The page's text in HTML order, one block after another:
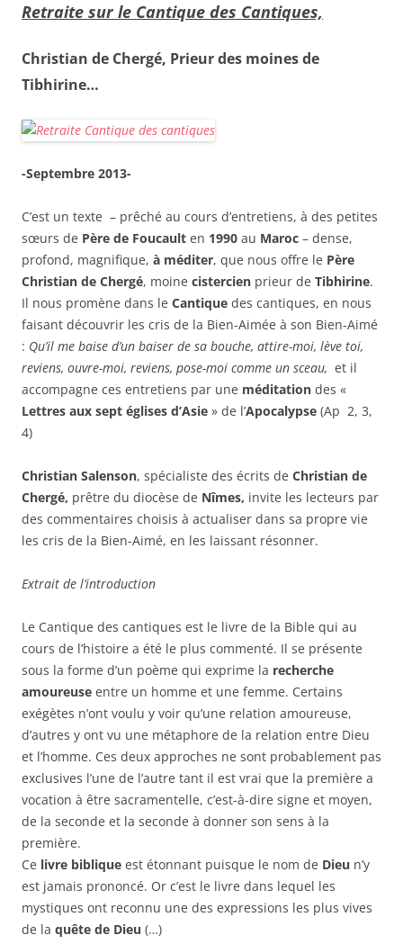
Retraite sur le Cantique des Cantiques,
Christian de Chergé, Prieur des moines de
Tibhirine…
-Septembre 2013-
C’est un texte – prêché au cours d’entretiens, à des petites
sœurs de Père de Foucault en 1990 au Maroc – dense,
profond, magnifique, à méditer, que nous offre le Père
Christian de Chergé, moine cistercien prieur de Tibhirine.
Il nous promène dans le Cantique des cantiques, en nous
faisant découvrir les cris de la Bien-Aimée à son Bien-Aimé
: Qu’il me baise d’un baiser de sa bouche, attire-moi, lève toi,
reviens, ouvre-moi, reviens, pose-moi comme un sceau, et il
accompagne ces entretiens par une médi­tation des «
Lettres aux sept églises d’Asie » de l’Apocalypse (Ap 2, 3,
4)
Christian Salenson, spécialiste des écrits de Christian de
Chergé, prêtre du diocèse de Nîmes, invite les lecteurs par
des commentaires choisis à actualiser dans sa propre vie
les cris de la Bien-Aimé, en les laissant résonner.
Extrait de l’introduction
Le Cantique des cantiques est le livre de la Bible qui au
cours de l’histoire a été le plus commenté. Il se présente
sous la forme d’un poème qui exprime la recherche
amoureuse entre un homme et une femme. Certains
exégètes n’ont voulu y voir qu’une relation amoureuse,
d’autres y ont vu une métaphore de la relation entre Dieu
et l’homme. Ces deux approches ne sont probablement pas
exclusives l’une de l’autre tant il est vrai que la première a
vocation à être sacramentelle, c’est-à-dire signe et moyen,
de la seconde et la seconde à donner son sens à la
première.
Ce livre biblique est étonnant puisque le nom de Dieu n’y
est jamais prononcé. Or c’est le livre dans lequel les
mystiques ont reconnu une des expressions les plus vives
de la quête de Dieu (…)